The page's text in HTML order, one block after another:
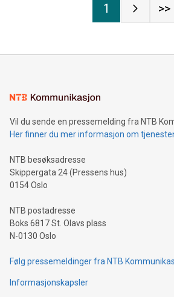
1 >>
Vil du sende en pressemelding fra NTB
Her finner du mer informasjon om
NTB besøksadresse
Skippergata 24 (Pressens hus)
0154 Oslo
NTB postadresse
Boks 6817 St. Olavs plass
N-0130 Oslo
Følg pressemeldinger fra NTB
Informasjonskapsler